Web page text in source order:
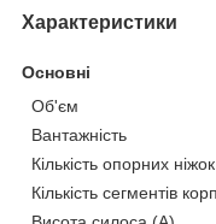
Характеристики
Основні
Об'єм
Вантажність
Кількість опорних ніжок
Кількість сегментів